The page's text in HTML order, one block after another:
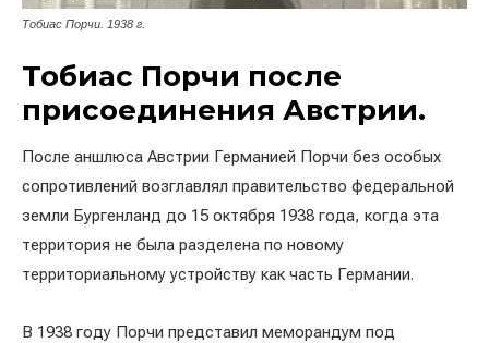
Тобиас Порчи. 1938 г.
Тобиас Порчи после
присоединения Австрии.
После аншлюса Австрии Германией Порчи без особых
сопротивлений возглавлял правительство федеральной
земли Бургенланд до 15 октября 1938 года, когда эта
территория не была разделена по новому
территориальному устройству как часть Германии.
В 1938 году Порчи представил меморандум под